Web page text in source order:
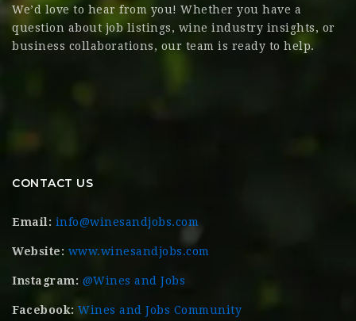
We’d love to hear from you! Whether you have a
question about job listings, wine industry insights, or
business collaborations, our team is ready to help.
CONTACT US
Email: info@winesandjobs.com
Website: www.winesandjobs.com
Instagram: @Wines and Jobs
Facebook: Wines and Jobs Community